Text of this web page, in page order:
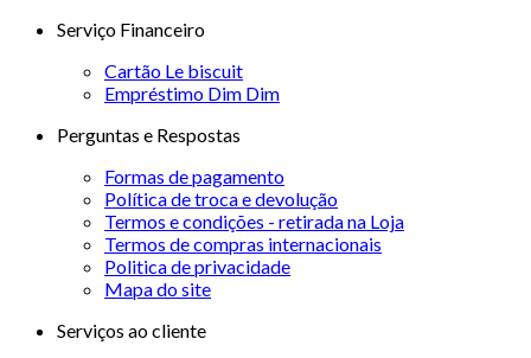
Serviço Financeiro
Cartão Le biscuit
Empréstimo Dim Dim
Perguntas e Respostas
Formas de pagamento
Política de troca e devolução
Termos e condições - retirada na Loja
Termos de compras internacionais
Politica de privacidade
Mapa do site
Serviços ao cliente